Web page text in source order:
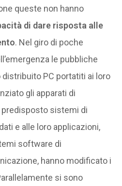
queste non hanno
di dare risposta alle
. Nel giro di poche
le pubbliche
PC portatiti ai loro
gli apparati di
sistemi di
e alle loro applicazioni,
software di
hanno modificato i
si sono